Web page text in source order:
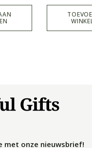
met onze nieuwsbrief!